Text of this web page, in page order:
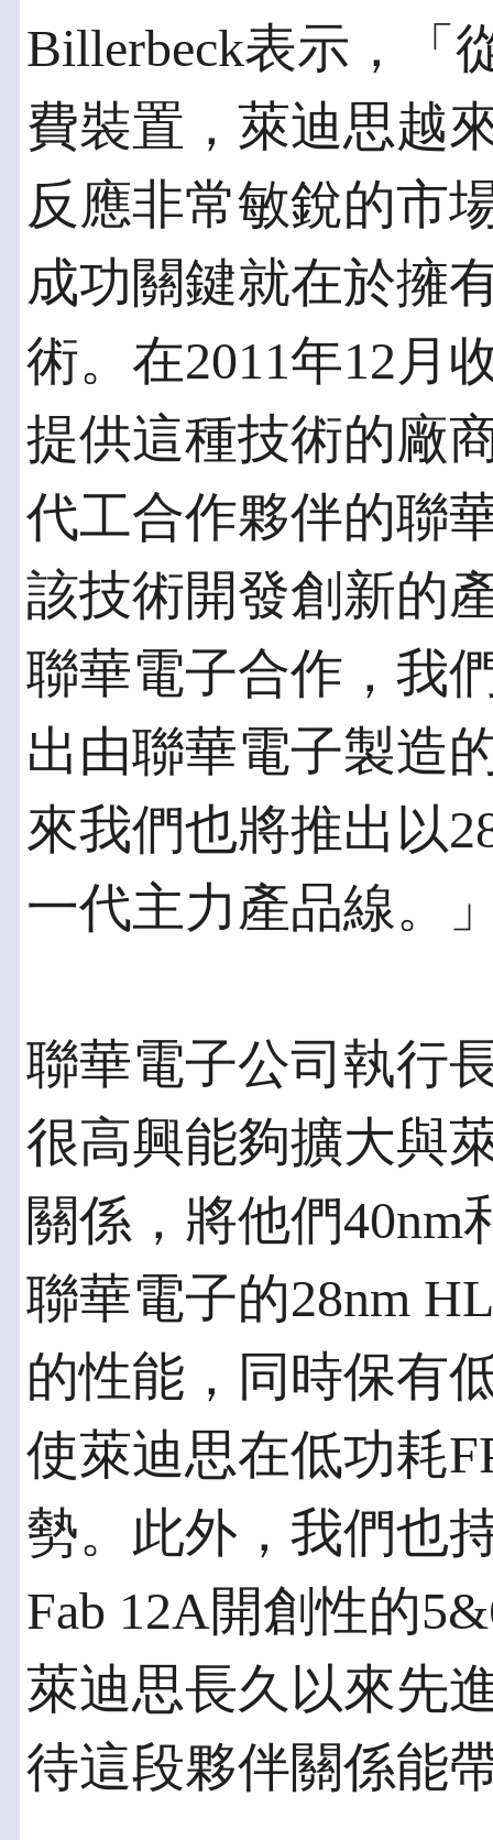
Billerbeck表示，「
費裝置，萊迪思越
反應非常敏銳的市
成功關鍵就在於擁
術。在2011年12月
提供這種技術的廠
代工合作夥伴的聯
該技術開發創新的
聯華電子合作，我
出由聯華電子製造
來我們也將推出以
一代主力產品線。
聯華電子公司執行
很高興能夠擴大與
關係，將他們40nm
聯華電子的28nm
的性能，同時保有
使萊迪思在低功耗
勢。此外，我們也
Fab 12A開創性的
萊迪思長久以來先
待這段夥伴關係能